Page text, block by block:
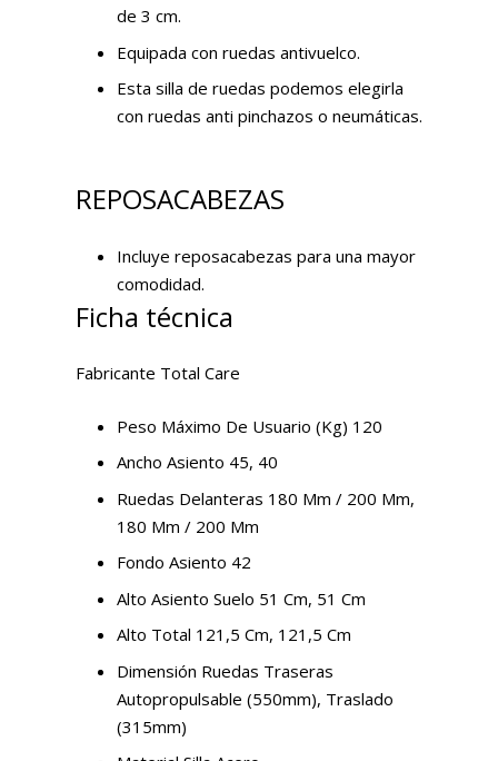
de 3 cm.
Equipada con ruedas antivuelco.
Esta silla de ruedas podemos elegirla
con ruedas anti pinchazos o neumáticas.
REPOSACABEZAS
Incluye reposacabezas para una mayor
comodidad.
Ficha técnica
Fabricante Total Care
Peso Máximo De Usuario (Kg) 120
Ancho Asiento 45, 40
Ruedas Delanteras 180 Mm / 200 Mm,
180 Mm / 200 Mm
Fondo Asiento 42
Alto Asiento Suelo 51 Cm, 51 Cm
Alto Total 121,5 Cm, 121,5 Cm
Dimensión Ruedas Traseras
Autopropulsable (550mm), Traslado
(315mm)